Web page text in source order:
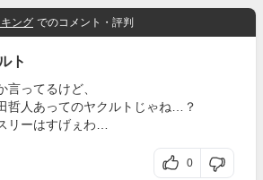
ング でのコメント・評判
ト
ってるけど、
哲人あってのヤクルトじゃね…？
リーはすげぇわ…
0